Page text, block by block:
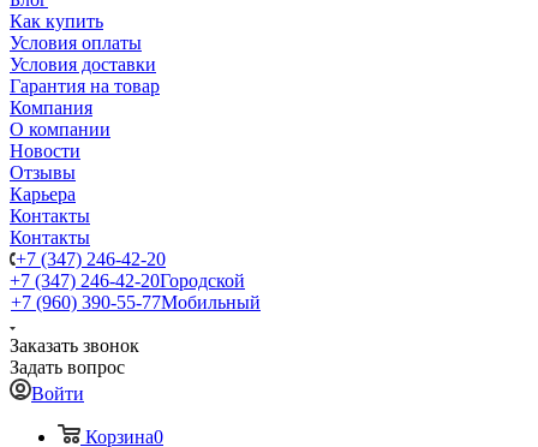
Как купить
Условия оплаты
Условия доставки
Гарантия на товар
Компания
О компании
Новости
Отзывы
Карьера
Контакты
Контакты
+7 (347) 246-42-20
+7 (347) 246-42-20Городской
+7 (960) 390-55-77Мобильный
Заказать звонок
Задать вопрос
Войти
Корзина0